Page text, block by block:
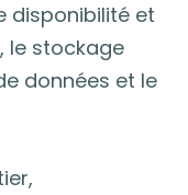
disponibilité et
le stockage
données et le